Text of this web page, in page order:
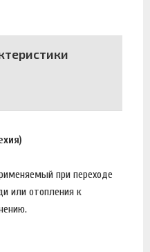
при переходе
или отопления к